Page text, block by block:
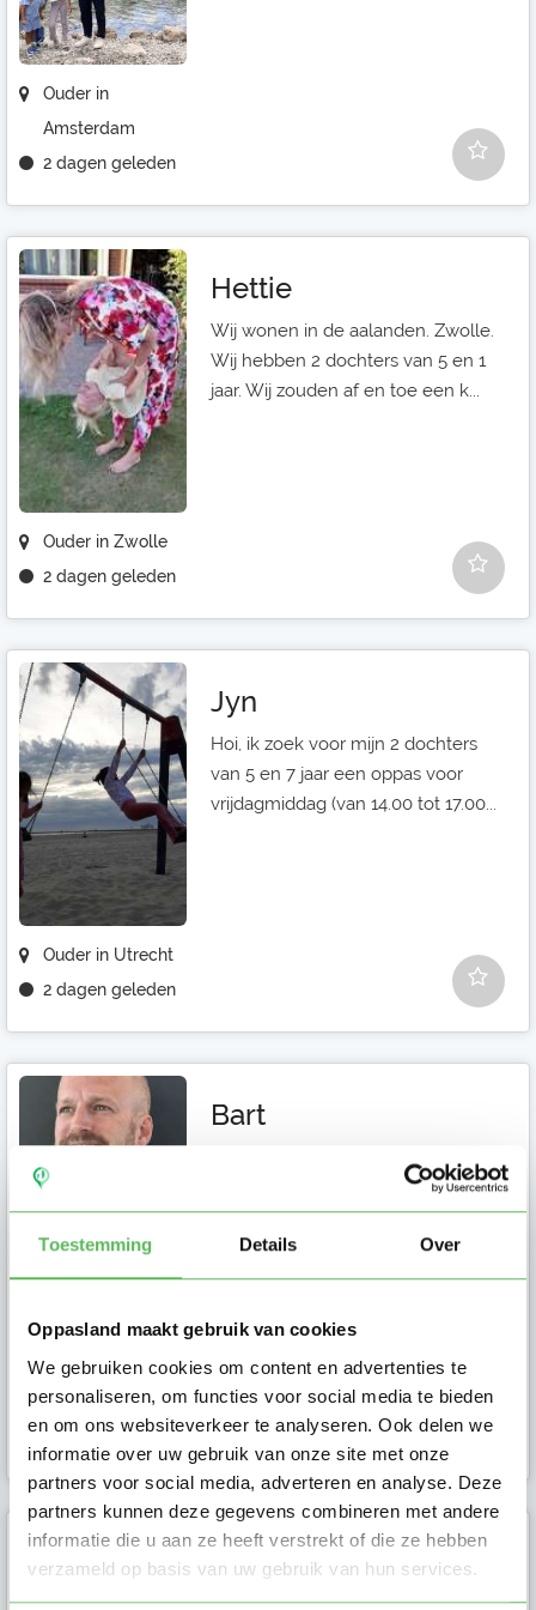
Toestemming Details Over
Oppasland maakt gebruik van cookies
We gebruiken cookies om content en advertenties te
personaliseren, om functies voor social media te bieden
en om ons websiteverkeer te analyseren. Ook delen we
informatie over uw gebruik van onze site met onze
partners voor social media, adverteren en analyse. Deze
partners kunnen deze gegevens combineren met andere
informatie die u aan ze heeft verstrekt of die ze hebben
verzameld op basis van uw gebruik van hun services.
Ouder in
Amsterdam
2 dagen geleden
Ouder in Zwolle
2 dagen geleden
Hettie
Wij wonen in de aalanden. Zwolle.
Wij hebben 2 dochters van 5 en 1
jaar. Wij zouden af en toe een k...
Ouder in Utrecht
2 dagen geleden
Jyn
Hoi, ik zoek voor mijn 2 dochters
van 5 en 7 jaar een oppas voor
vrijdagmiddag (van 14.00 tot 17.00...
Ouder in
Amsterdam
2 dagen geleden
Bart
in Amsterdam Nieuw-West (1065)
en zoeken een vaste, betrouwbare
Wendy
Ik ben Wendy en ik ben op zoek